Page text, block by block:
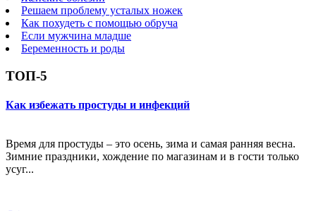
Решаем проблему усталых ножек
Как похудеть с помощью обруча
Если мужчина младше
Беременность и роды
ТОП-5
Как избежать простуды и инфекций
Время для простуды – это осень, зима и самая ранняя весна.
Зимние праздники, хождение по магазинам и в гости только
усуг...